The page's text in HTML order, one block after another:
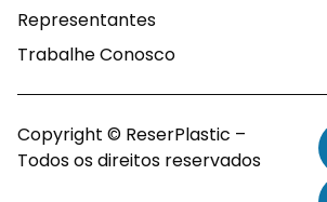
Representantes
Trabalhe Conosco
Copyright © ReserPlastic –
Todos os direitos reservados